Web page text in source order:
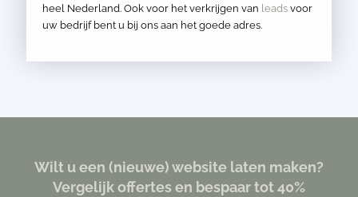
heel Nederland. Ook voor het verkrijgen van leads voor
uw bedrijf bent u bij ons aan het goede adres.
Wilt u een (nieuwe) website laten maken?
Vergelijk offertes en bespaar tot 40%